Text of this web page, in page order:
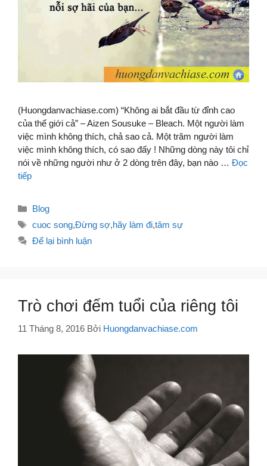
(Huongdanvachiase.com) “Không ai bắt đầu từ đỉnh cao
của thế giới cả” – Aizen Sousuke – Bleach. Một người làm
việc mình không thích, chả sao cả. Một trăm người làm
việc mình không thích, có sao đấy ! Những dòng này tôi chỉ
nói về những người như ở 2 dòng trên đây, bạn nào … Đọc
tiếp
Danh
Blog
Thẻ
cuoc song,Đừng sợ,hãy làm đi,tâm sự
Để lại bình luận
Trò chơi đếm tuổi của riêng tôi
11 Tháng 8, 2016 Bởi Huongdanvachiase.com